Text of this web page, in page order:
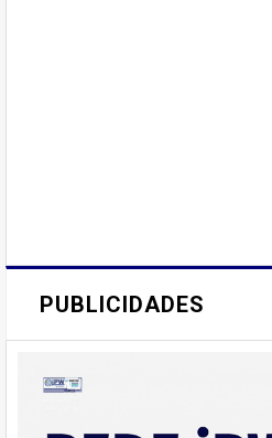
PUBLICIDADES